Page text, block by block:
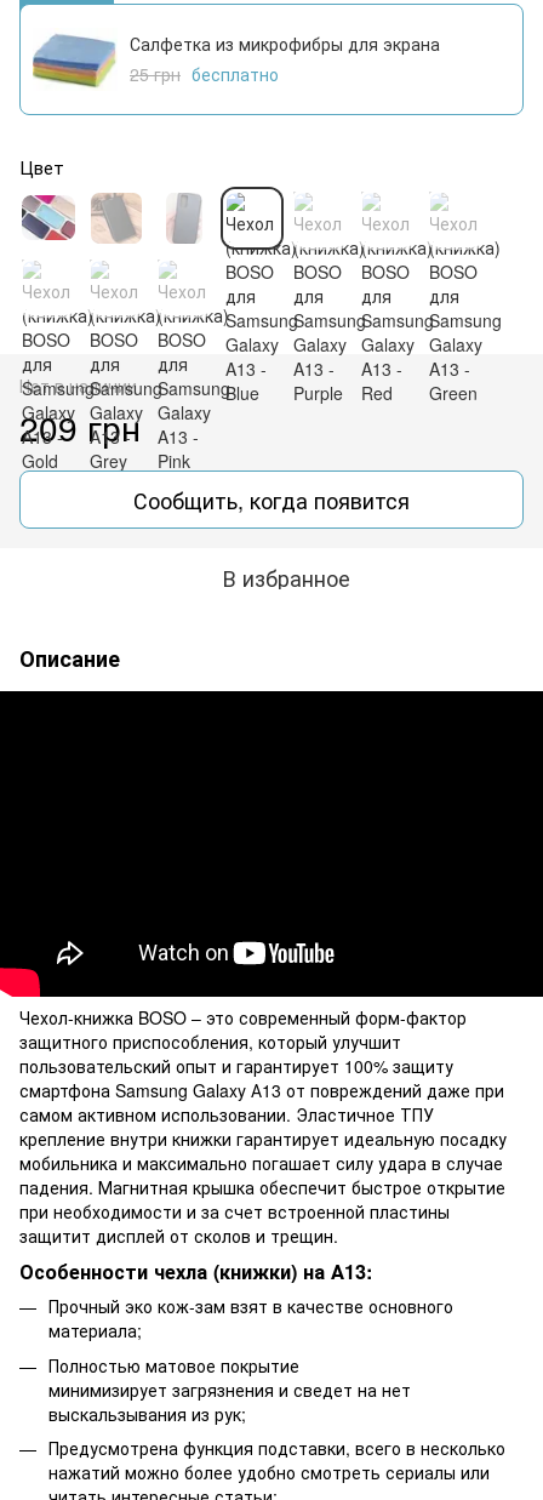
Салфетка из микрофибры для экрана
25 грн бесплатно
Цвет
Нет в наличии
209 грн
Сообщить, когда появится
В избранное
Описание
Чехол-книжка BOSO – это современный форм-фактор
защитного приспособления, который улучшит
пользовательский опыт и гарантирует 100% защиту
смартфона Samsung Galaxy А13 от повреждений даже при
самом активном использовании. Эластичное ТПУ
крепление внутри книжки гарантирует идеальную посадку
мобильника и максимально погашает силу удара в случае
падения. Магнитная крышка обеспечит быстрое открытие
при необходимости и за счет встроенной пластины
защитит дисплей от сколов и трещин.
Особенности чехла (книжки) на А13:
Прочный эко кож-зам взят в качестве основного
материала;
Полностью матовое покрытие
минимизирует загрязнения и сведет на нет
выскальзывания из рук;
Предусмотрена функция подставки, всего в несколько
нажатий можно более удобно смотреть сериалы или